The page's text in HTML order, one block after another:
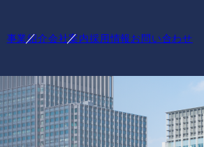
事業紹介会社案内採用情報お問い合わせ